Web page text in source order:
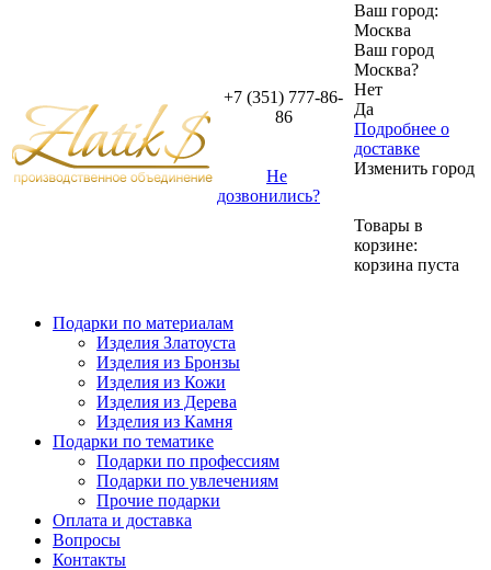
+7 (351) 777-86-
86
Не
дозвонились?
Ваш город:
Москва
Ваш город
Москва?
Нет
Да
Подробнее о
доставке
Изменить город
Товары в
корзине:
корзина пуста
Подарки по материалам
Изделия Златоуста
Изделия из Бронзы
Изделия из Кожи
Изделия из Дерева
Изделия из Камня
Подарки по тематике
Подарки по профессиям
Подарки по увлечениям
Прочие подарки
Оплата и доставка
Вопросы
Контакты